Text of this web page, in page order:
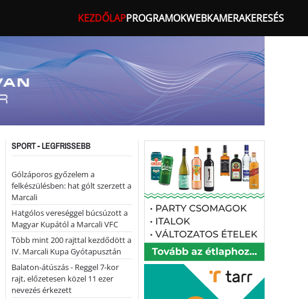
KEZDŐLAPPROGRAMOKWEBKAMERAKERESÉS
SPORT - LEGFRISSEBB
Gólzáporos győzelem a
felkészülésben: hat gólt szerzett a
Marcali
Hatgólos vereséggel búcsúzott a
Magyar Kupától a Marcali VFC
Több mint 200 rajttal kezdődött a
IV. Marcali Kupa Gyótapusztán
Balaton-átúszás - Reggel 7-kor
rajt, előzetesen közel 11 ezer
nevezés érkezett